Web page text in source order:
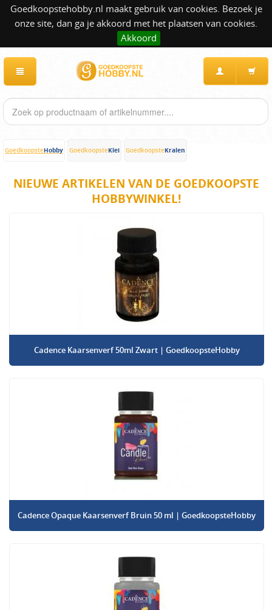
Goedkoopstehobby.nl maakt gebruik van cookies. Bezoek je
onze site, dan ga je akkoord met het plaatsen van cookies.
Akkoord
GoedkoopsteHobby GoedkoopsteKlei GoedkoopsteKralen
NIEUWE ARTIKELEN VAN DE GOEDKOOPSTE
HOBBYWINKEL!
Cadence Kaarsenverf 50ml Zwart | GoedkoopsteHobby
Cadence Opaque Kaarsenverf Bruin 50 ml | GoedkoopsteHobby